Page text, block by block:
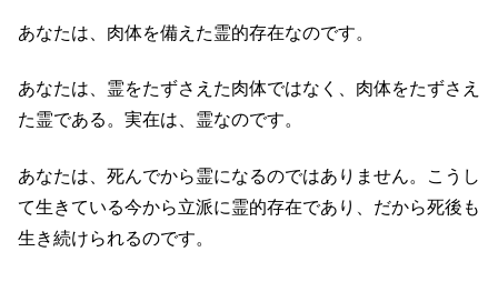
あなたは、肉体を備えた霊的存在なのです。
あなたは、霊をたずさえた肉体ではなく、肉体をたずさえ
た霊である。実在は、霊なのです。
あなたは、死んでから霊になるのではありません。こうし
て生きている今から立派に霊的存在であり、だから死後も
生き続けられるのです。